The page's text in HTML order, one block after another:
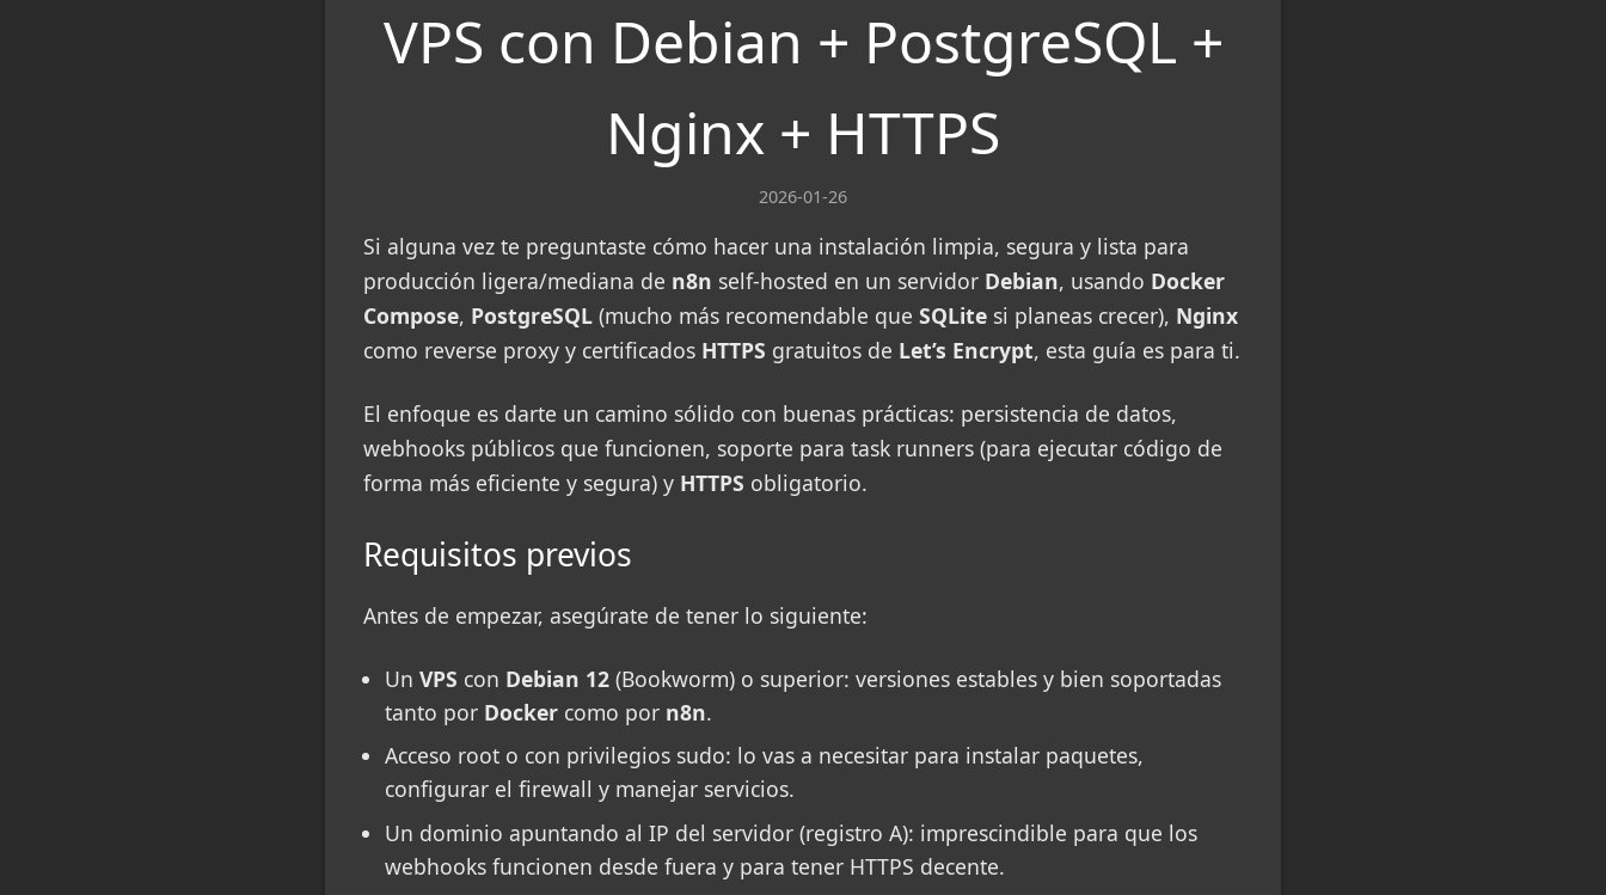
VPS con Debian + PostgreSQL +
Nginx + HTTPS
2026-01-26
Si alguna vez te preguntaste cómo hacer una instalación limpia, segura y lista para
producción ligera/mediana de n8n self-hosted en un servidor Debian, usando Docker
Compose, PostgreSQL (mucho más recomendable que SQLite si planeas crecer), Nginx
como reverse proxy y certificados HTTPS gratuitos de Let’s Encrypt, esta guía es para ti.
El enfoque es darte un camino sólido con buenas prácticas: persistencia de datos,
webhooks públicos que funcionen, soporte para task runners (para ejecutar código de
forma más eficiente y segura) y HTTPS obligatorio.
Requisitos previos
Antes de empezar, asegúrate de tener lo siguiente:
Un VPS con Debian 12(Bookworm) o superior: versiones estables y bien soportadas
tanto por Dockercomo por n8n.
Acceso root o con privilegios sudo: lo vas a necesitar para instalar paquetes,
configurar el firewall y manejar servicios.
Un dominio apuntando al IP del servidor (registro A): imprescindible para que los
webhooks funcionen desde fuera y para tener HTTPS decente.